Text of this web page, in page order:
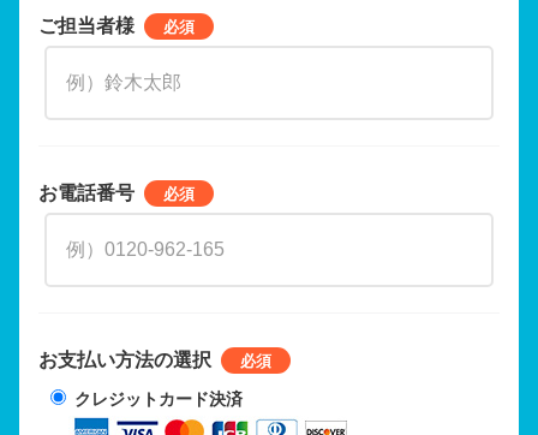
ご担当者様
お電話番号
お支払い方法の選択
クレジットカード決済